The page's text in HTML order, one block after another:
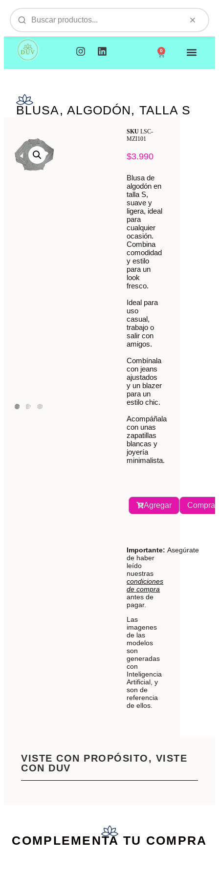
0
BLUSA, ALGODÓN, TALLA S
SKULSC-
MZI101
$3.990
Blusa de
algodón en
talla S,
suave y
ligera, ideal
para
cualquier
ocasión.
Combina
comodidad
y estilo
para un
look
fresco.
Ideal para
uso
casual,
trabajo o
salir con
amigos.
Combínala
con jeans
ajustados
y un blazer
para un
estilo chic.
Acompáñala
con unas
zapatillas
blancas y
joyería
minimalista.
Agregar Comprar
Importante: Asegúrate
de haber
leído
nuestras
condiciones
de compra
antes de
pagar.
Las
imagenes
de las
modelos
son
generadas
con
Inteligencia
Artificial, y
son de
referencia
de ellos.
VISTE CON PROPÓSITO, VISTE
CON DUV
COMPLEMENTA TU COMPRA